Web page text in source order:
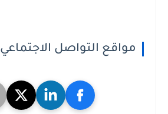
مواقع التواصل الاجتماعي